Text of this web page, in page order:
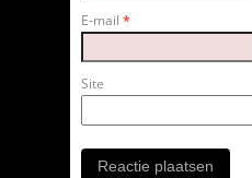
E-mail *
Site